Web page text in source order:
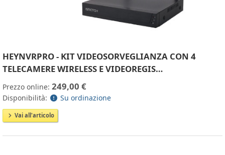
HEYNVRPRO - KIT VIDEOSORVEGLIANZA CON 4
TELECAMERE WIRELESS E VIDEOREGIS…
Prezzo online: 249,00 €
Disponibilità: Su ordinazione
Vai all'articolo